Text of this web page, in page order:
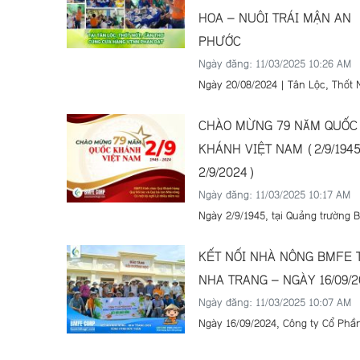
HOA – NUÔI TRÁI MẬN AN
PHƯỚC
Ngày đăng: 11/03/2025 10:26 AM
Ngày 20/08/2024 | Tân Lộc, Thốt Nốt,
Gia tăng hiệu quả sản xuất! Hôm
BMFE đã phối hợp cùng Cửa hàng
Phan Đạt tổ chức buổi họp nhóm
nông, tập trung chia sẻ các giải
dinh dưỡng và kỹ thuật xử lý ra
trái cho cây mận An Phước.
CHÀO MỪNG 79 NĂM QUỐC
KHÁNH VIỆT NAM (2/9/
2/9/2024)
Ngày đăng: 11/03/2025 10:17 AM
Ngày 2/9/1945, tại Quảng trường
Tuyên ngôn Độc lập, chính thức
sinh nước Việt Nam Dân chủ Cộng
nay là Cộng hòa Xã hội Chủ
Nam. Đây là một dấu mốc lịch sử
trọng, đánh dấu bước ngoặt vĩ
KẾT NỐI NHÀ NÔNG BMFE
NHA TRANG – NGÀY 16/09/
Ngày đăng: 11/03/2025 10:07 AM
Ngày 16/09/2024, Công ty Cổ